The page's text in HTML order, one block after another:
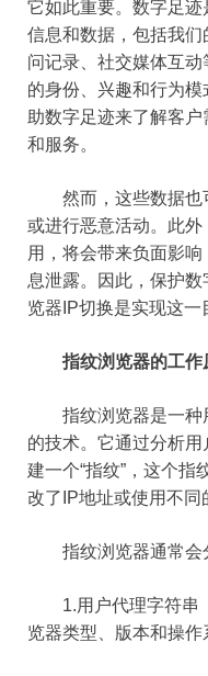
它如此重要。数字足
信息和数据，包括我
问记录、社交媒体互
的身份、兴趣和行为
助数字足迹来了解客
和服务。
然而，这些数据也
或进行恶意活动。此外
用，将会带来负面影
息泄露。因此，保护
览器IP切换是实现这一
指纹浏览器的工作
指纹浏览器是一种
的技术。它通过分析
建一个“指纹”，这个指
改了IP地址或使用不同
指纹浏览器通常会
1.用户代理字符串（
览器类型、版本和操作